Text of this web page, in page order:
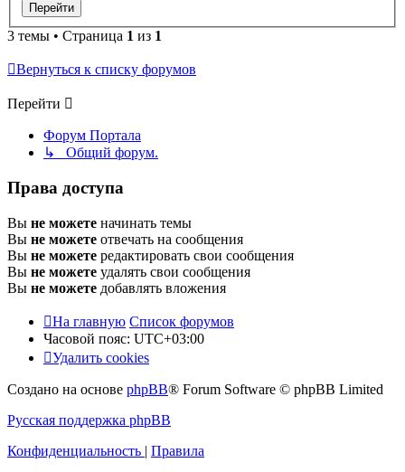
3 темы • Страница 1 из 1
Вернуться к списку форумов
Перейти
Форум Портала
↳ Общий форум.
Права доступа
Вы не можете начинать темы
Вы не можете отвечать на сообщения
Вы не можете редактировать свои сообщения
Вы не можете удалять свои сообщения
Вы не можете добавлять вложения
На главную Список форумов
Часовой пояс: UTC+03:00
Удалить cookies
Создано на основе phpBB® Forum Software © phpBB Limited
Русская поддержка phpBB
Конфиденциальность | Правила